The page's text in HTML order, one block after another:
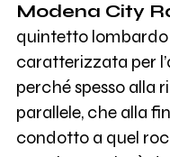
Modena City
quintetto lombardo
caratterizzata per
perché spesso alla
parallele, che alla
condotto a quel